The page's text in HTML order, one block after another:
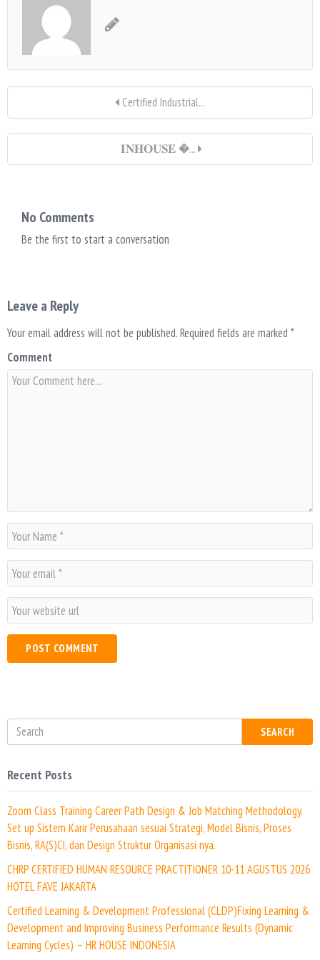
Certified Industrial...
𝐈𝐍𝐇𝐎𝐔𝐒𝐄 �...
No Comments
Be the first to start a conversation
Leave a Reply
Your email address will not be published.Required fields are marked *
Comment
N
a
m
*
m
a
l
W
e
b
SEARCH
Recent Posts
Zoom Class Training Career Path Design & Job Matching Methodology.
Set up Sistem Karir Perusahaan sesuai Strategi, Model Bisnis, Proses
Bisnis, RA(S)CI, dan Design Struktur Organisasi nya.
CHRP CERTIFIED HUMAN RESOURCE PRACTITIONER 10-11 AGUSTUS 2026
HOTEL FAVE JAKARTA
Certified Learning & Development Professional (CLDP)Fixing Learning &
Development and Improving Business Performance Results (Dynamic
Learning Cycles) – HR HOUSE INDONESIA